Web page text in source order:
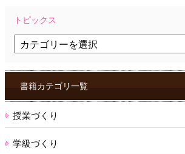
トピックス
ク
ス書籍カテゴリ一覧
授業づくり
学級づくり